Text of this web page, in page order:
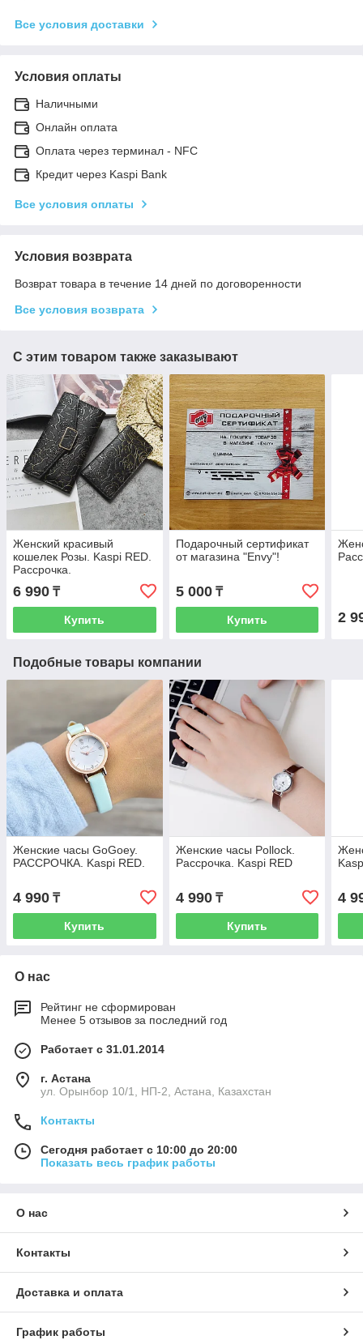
Все условия доставки
Условия оплаты
Наличными
Онлайн оплата
Оплата через терминал - NFC
Кредит через Kaspi Bank
Все условия оплаты
Условия возврата
Возврат товара в течение 14 дней по договоренности
Все условия возврата
С этим товаром также заказывают
Женский красивый
кошелек Розы. Kaspi RED.
Рассрочка.
6 990 ₸
Купить
Подарочный сертификат
от магазина "Envy"!
5 000₸
Купить 2
Подобные товары компании
Женские часы GoGoey.
РАССРОЧКА. Kaspi RED.
4 990 ₸
Купить
Женские часы Pollock.
Рассрочка. Kaspi RED
4 990₸
Купить
4
О нас
Рейтинг не сформирован
Менее 5 отзывов за последний год
Работает с 31.01.2014
г. Астана
ул. Орынбор 10/1, НП-2, Астана, Казахстан
Контакты
Сегодня работает с 10:00 до 20:00
Показать весь график работы
О нас
Контакты
Доставка и оплата
График работы